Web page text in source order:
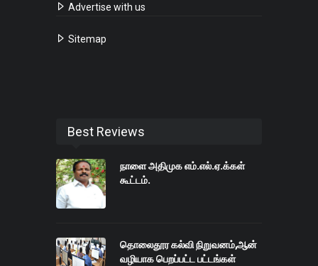
Advertise with us
Sitemap
Best Reviews
நாளை அதிமுக எம்.எல்.ஏ.க்கள்
கூட்டம்.
தொலைதூர கல்வி நிறுவனம்,ஆன்
வழியாக பெறப்பட்ட பட்டங்கள்